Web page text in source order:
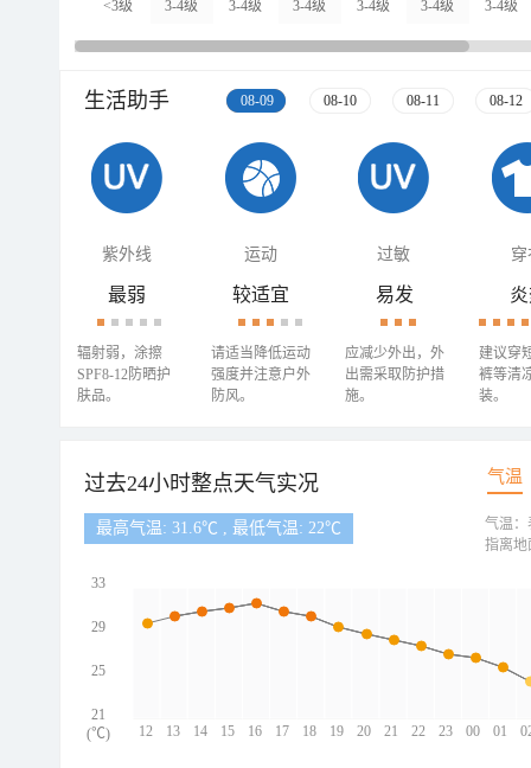
<3级 3-4级 3-4级 3-4级 3-4级 3-4级 3-4级
生活助手 08-09 08-10 08-11 08-12
紫外线 运动 过敏 穿
最弱
辐射弱，涂擦
SPF8-12防晒护
肤品。
较适宜
请适当降低运动
强度并注意户外
防风。
易发
应减少外出，外
出需采取防护措
施。
建议穿
裤等清
装。
过去24小时整点天气实况 气温
最高气温: 31.6℃ , 最低气温: 22℃
12 13 14 15 16 17 18 19 20 21 22 23 00 01
33
29
25
21
(℃)
气温：
指离地